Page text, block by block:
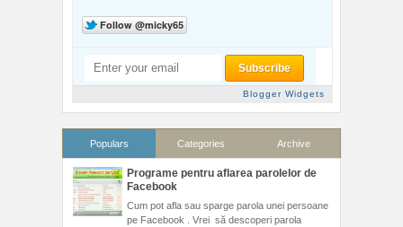
Blogger Widgets
Populars Categories Archive
Programe pentru aflarea parolelor de
Facebook
Cum pot afla sau sparge parola unei persoane
pe Facebook . Vrei să descoperi parola